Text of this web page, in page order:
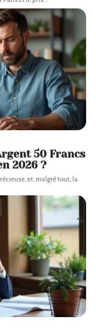
50 Francs
2026 ?
et, malgré tout, la